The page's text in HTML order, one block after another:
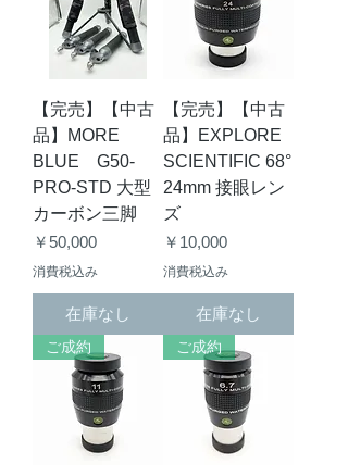
【完売】【中古
品】MORE
BLUE G50-
PRO-STD 大型
カーボン三脚
価格
￥50,000
消費税込み
在庫なし
【完売】【中古
品】EXPLORE
SCIENTIFIC 68°
24mm 接眼レン
ズ
価格
￥10,000
消費税込み
在庫なし
ご成約 ご成約